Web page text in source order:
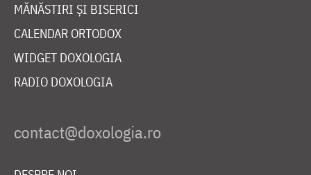
MĂNĂSTIRI ȘI BISERICI
CALENDAR ORTODOX
WIDGET DOXOLOGIA
RADIO DOXOLOGIA